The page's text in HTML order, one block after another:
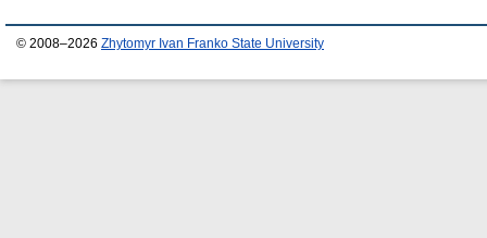
© 2008–2026 Zhytomyr Ivan Franko State University